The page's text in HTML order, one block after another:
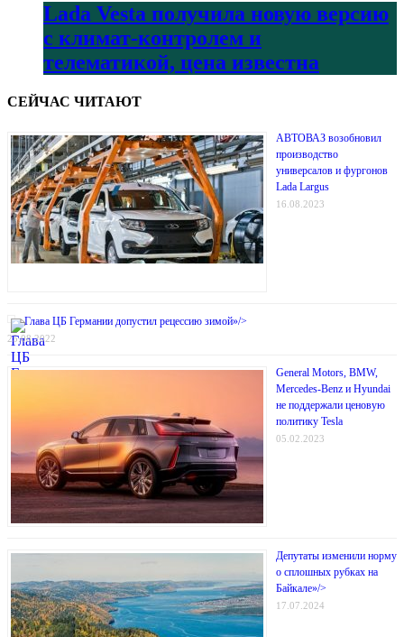
Lada Vesta получила новую версию
с климат-контролем и
телематикой, цена известна
СЕЙЧАС ЧИТАЮТ
АВТОВАЗ возобновил
производство
универсалов и фургонов
Lada Largus
16.08.2023
Глава ЦБ Германии допустил рецессию зимой»/>
25.08.2022
General Motors, BMW,
Mercedes-Benz и Hyundai
не поддержали ценовую
политику Tesla
05.02.2023
Депутаты изменили норму
о сплошных рубках на
Байкале»/>
17.07.2024